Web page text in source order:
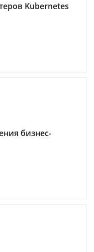
Kubernetes
бизнес-